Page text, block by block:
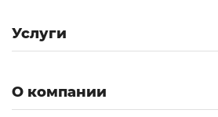
Услуги
О компании